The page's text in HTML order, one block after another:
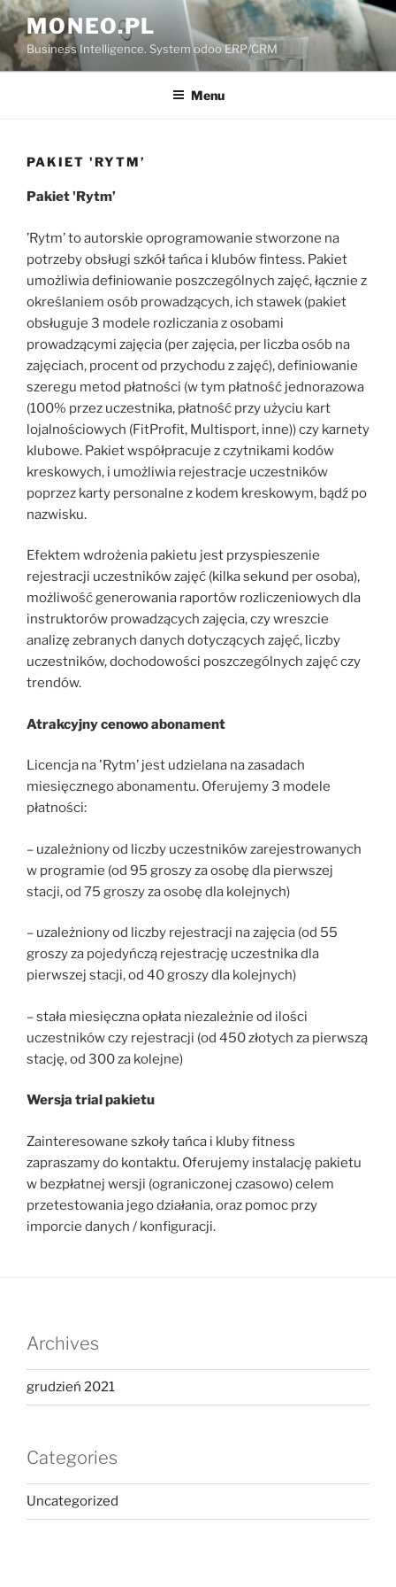
Przejdź
do
treści
MONEO.PL
Business Intelligence. System odoo ERP/CRM
Menu
PAKIET 'RYTM’
Pakiet 'Rytm’
’Rytm’ to autorskie oprogramowanie stworzone na
potrzeby obsługi szkół tańca i klubów fintess. Pakiet
umożliwia definiowanie poszczególnych zajęć, łącznie z
określaniem osób prowadzących, ich stawek (pakiet
obsługuje 3 modele rozliczania z osobami
prowadzącymi zajęcia (per zajęcia, per liczba osób na
zajęciach, procent od przychodu z zajęć), definiowanie
szeregu metod płatności (w tym płatność jednorazowa
(100% przez uczestnika, płatność przy użyciu kart
lojalnościowych (FitProfit, Multisport, inne)) czy karnety
klubowe. Pakiet współpracuje z czytnikami kodów
kreskowych, i umożliwia rejestracje uczestników
poprzez karty personalne z kodem kreskowym, bądź po
nazwisku.
Efektem wdrożenia pakietu jest przyspieszenie
rejestracji uczestników zajęć (kilka sekund per osoba),
możliwość generowania raportów rozliczeniowych dla
instruktorów prowadzących zajęcia, czy wreszcie
analizę zebranych danych dotyczących zajęć, liczby
uczestników, dochodowości poszczególnych zajęć czy
trendów.
Atrakcyjny cenowo abonament
Licencja na 'Rytm’ jest udzielana na zasadach
miesięcznego abonamentu. Oferujemy 3 modele
płatności:
– uzależniony od liczby uczestników zarejestrowanych
w programie (od 95 groszy za osobę dla pierwszej
stacji, od 75 groszy za osobę dla kolejnych)
– uzależniony od liczby rejestracji na zajęcia (od 55
groszy za pojedyńczą rejestrację uczestnika dla
pierwszej stacji, od 40 groszy dla kolejnych)
– stała miesięczna opłata niezależnie od ilości
uczestników czy rejestracji (od 450 złotych za pierwszą
stację, od 300 za kolejne)
Wersja trial pakietu
Zainteresowane szkoły tańca i kluby fitness
zapraszamy do kontaktu. Oferujemy instalację pakietu
w bezpłatnej wersji (ograniczonej czasowo) celem
przetestowania jego działania, oraz pomoc przy
imporcie danych / konfiguracji.
Archives
grudzień 2021
Categories
Uncategorized